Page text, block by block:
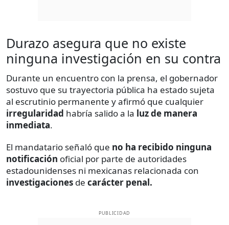
Durazo asegura que no existe
ninguna investigación en su contra
Durante un encuentro con la prensa, el gobernador
sostuvo que su trayectoria pública ha estado sujeta
al escrutinio permanente y afirmó que cualquier
irregularidad habría salido a la luz de manera
inmediata.
El mandatario señaló que no ha recibido ninguna
notificación oficial por parte de autoridades
estadounidenses ni mexicanas relacionada con
investigaciones de carácter penal.
PUBLICIDAD